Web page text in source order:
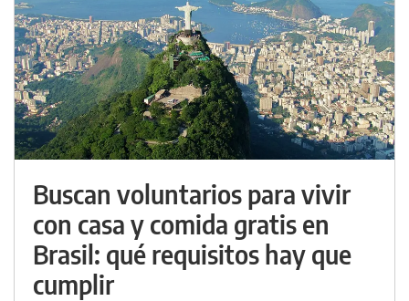
Buscan voluntarios para vivir
con casa y comida gratis en
Brasil: qué requisitos hay que
cumplir